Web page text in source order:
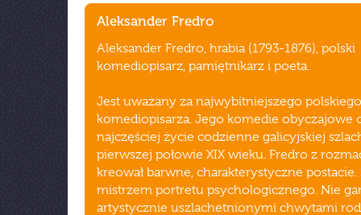
Aleksander Fredro
Aleksander Fredro, hrabia (1793-1876), polski
komediopisarz, pamiętnikarz i poeta.
Jest uważany za najwybitniejszego polskiego
komediopisarza. Jego komedie obyczajowe
najczęściej życie codzienne galicyjskiej
pierwszej połowie XIX wieku. Fredro z
kreował barwne, charakterystyczne postacie.
mistrzem portretu psychologicznego. Nie
artystycznie uszlachetnionymi chwytami